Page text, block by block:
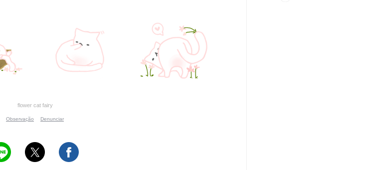
flower cat fairy
Observação Denunciar